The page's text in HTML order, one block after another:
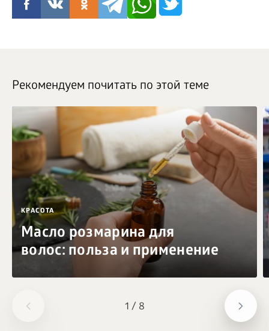
1 / 8
Рекомендуем почитать по этой теме
КРАСОТА
Масло розмарина для
волос: польза и применение